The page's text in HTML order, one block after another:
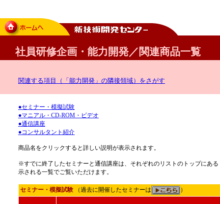
社員研修企画・能力開発／関連商品一覧
関連する項目（「能力開発」の隣接領域）をさがす
●セミナー・模擬試験
●マニアル・CD-ROM・ビデオ
●通信講座
●コンサルタント紹介
商品名をクリックすると詳しい説明が表示されます。
※すでに終了したセミナーと通信講座は、それぞれのリストのトップにあ
示される一覧でご覧いただけます。
セミナー・模擬試験 （過去に開催したセミナーは ）